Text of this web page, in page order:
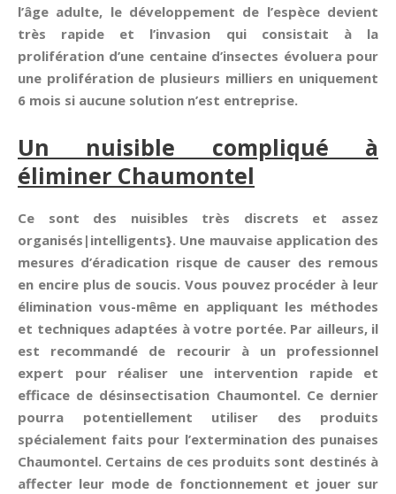
l’âge adulte, le développement de l’espèce devient
très rapide et l’invasion qui consistait à la
prolifération d’une centaine d’insectes évoluera pour
une prolifération de plusieurs milliers en uniquement
6 mois si aucune solution n’est entreprise.
Un nuisible compliqué à
éliminer Chaumontel
Ce sont des nuisibles très discrets et assez
organisés|intelligents}. Une mauvaise application des
mesures d’éradication risque de causer des remous
en encire plus de soucis. Vous pouvez procéder à leur
élimination vous-même en appliquant les méthodes
et techniques adaptées à votre portée. Par ailleurs, il
est recommandé de recourir à un professionnel
expert pour réaliser une intervention rapide et
efficace de désinsectisation Chaumontel. Ce dernier
pourra potentiellement utiliser des produits
spécialement faits pour l’extermination des punaises
Chaumontel. Certains de ces produits sont destinés à
affecter leur mode de fonctionnement et jouer sur